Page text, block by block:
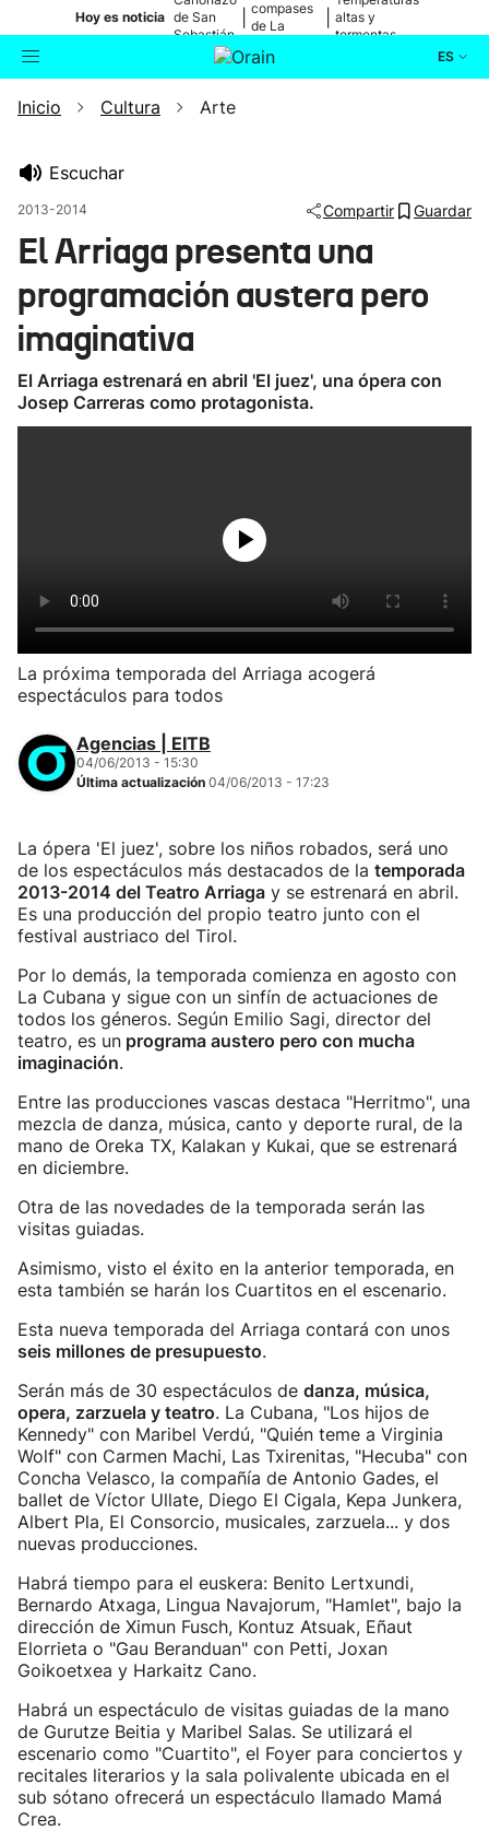
Hoy es noticia de San
Sebastián
compases
de La
altas y
tormentas
ES
Buscador Actualidad
Ikusmiran
Inicio Cultura Arte
Escuchar
2013-2014 Compartir Guardar
El Arriaga presenta una
programación austera pero
imaginativa
El Arriaga estrenará en abril 'El juez', una ópera con
Josep Carreras como protagonista.
La próxima temporada del Arriaga acogerá
espectáculos para todos
Agencias | EITB
04/06/2013 - 15:30
Última actualización 04/06/2013 - 17:23
La ópera 'El juez', sobre los niños robados, será uno
de los espectáculos más destacados de la temporada
2013-2014 del Teatro Arriaga y se estrenará en abril.
Es una producción del propio teatro junto con el
festival austriaco del Tirol.
Por lo demás, la temporada comienza en agosto con
La Cubana y sigue con un sinfín de actuaciones de
todos los géneros. Según Emilio Sagi, director del
teatro, es un programa austero pero con mucha
imaginación.
Entre las producciones vascas destaca "Herritmo", una
mezcla de danza, música, canto y deporte rural, de la
mano de Oreka TX, Kalakan y Kukai, que se estrenará
en diciembre.
Otra de las novedades de la temporada serán las
visitas guiadas.
Asimismo, visto el éxito en la anterior temporada, en
esta también se harán los Cuartitos en el escenario.
Esta nueva temporada del Arriaga contará con unos
seis millones de presupuesto.
Serán más de 30 espectáculos de danza, música,
opera, zarzuela y teatro. La Cubana, "Los hijos de
Kennedy" con Maribel Verdú, "Quién teme a Virginia
Wolf" con Carmen Machi, Las Txirenitas, "Hecuba" con
Concha Velasco, la compañía de Antonio Gades, el
ballet de Víctor Ullate, Diego El Cigala, Kepa Junkera,
Albert Pla, El Consorcio, musicales, zarzuela... y dos
nuevas producciones.
Habrá tiempo para el euskera: Benito Lertxundi,
Bernardo Atxaga, Lingua Navajorum, "Hamlet", bajo la
dirección de Ximun Fusch, Kontuz Atsuak, Eñaut
Elorrieta o "Gau Beranduan" con Petti, Joxan
Goikoetxea y Harkaitz Cano.
Habrá un espectáculo de visitas guiadas de la mano
de Gurutze Beitia y Maribel Salas. Se utilizará el
escenario como "Cuartito", el Foyer para conciertos y
recitales literarios y la sala polivalente ubicada en el
sub sótano ofrecerá un espectáculo llamado Mamá
Crea.